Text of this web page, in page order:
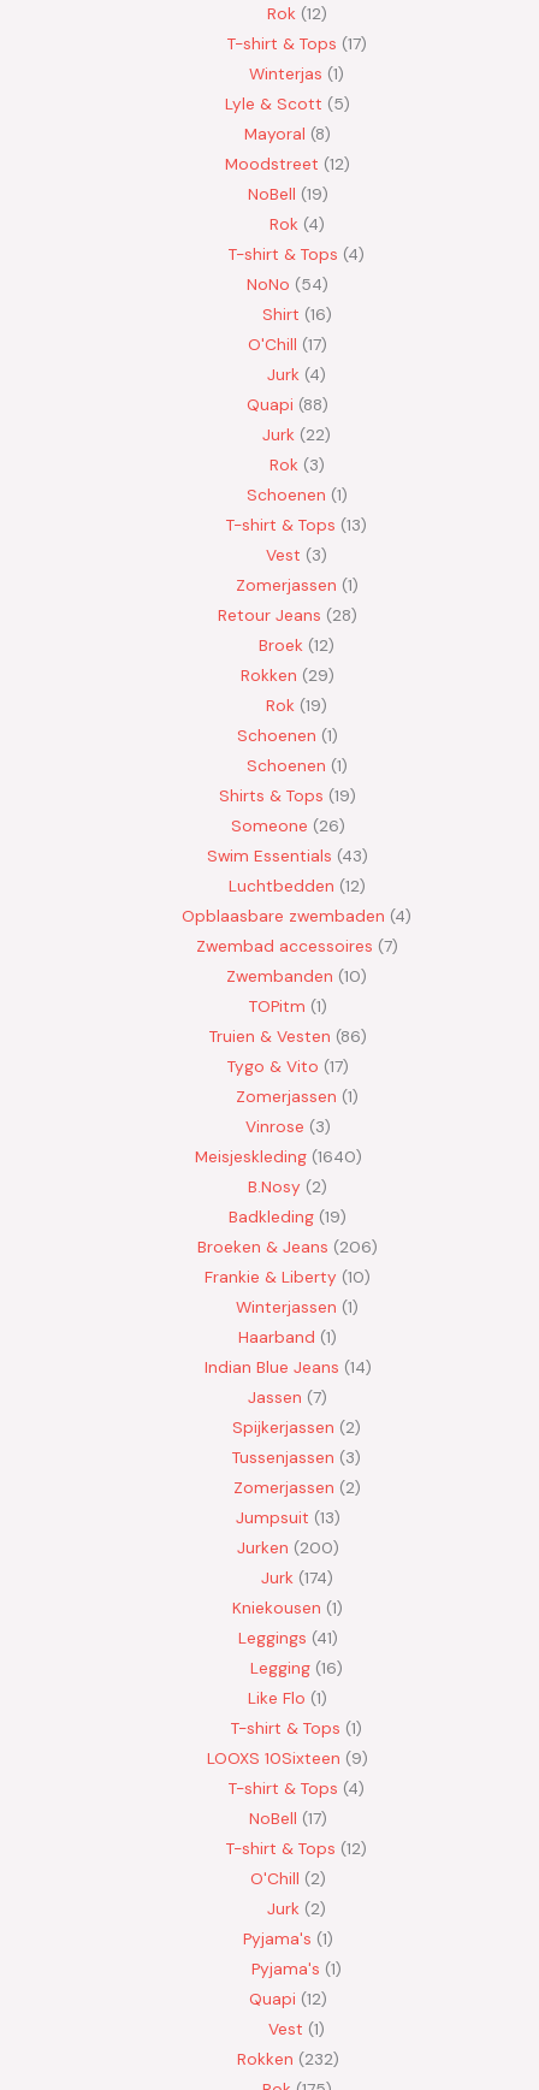
Rok 12
T-shirt & Tops 17
Winterjas 1
Lyle & Scott
5
Mayoral 8
Moodstreet 12
NoBell 19
Rok 4
T-shirt & Tops 4
NoNo
54
Shirt 16
O'Chill 17
Jurk 4
Quapi 88
Jurk
22
Rok 3
Schoenen 1
T-shirt & Tops 13
Vest
3
Zomerjassen 1
Retour Jeans
28
Broek 12
Rokken
29
Rok 19
Schoenen 1
Schoenen 1
Shirts & Tops 19
Someone 26
Swim Essentials 43
Luchtbedden 12
Opblaasbare zwembaden 4
Zwembad accessoires 7
Zwembanden 10
TOPitm 1
Truien & Vesten 86
Tygo & Vito 17
Zomerjassen 1
Vinrose 3
Meisjeskleding 1640
B.Nosy
2
Badkleding 19
Broeken & Jeans
206
Frankie & Liberty 10
Winterjassen 1
Haarband 1
Indian Blue Jeans 14
Jassen 7
Spijkerjassen
2
Tussenjassen
3
Zomerjassen 2
Jumpsuit 13
Jurken 200
Jurk 174
Kniekousen 1
Leggings 41
Legging 16
Like Flo 1
T-shirt & Tops 1
LOOXS 10Sixteen
9
T-shirt & Tops 4
NoBell 17
T-shirt & Tops 12
O'Chill 2
Jurk
2
Pyjama's 1
Pyjama's 1
Quapi 12
Vest 1
Rokken 232